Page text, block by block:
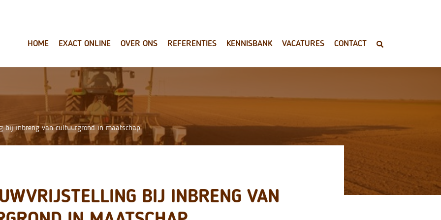
HOME EXACT ONLINE OVER ONS REFERENTIES KENNISBANK VACATURES CONTACT
bij inbreng van cultuurgrond in maatschap
BIJ INBRENG VAN